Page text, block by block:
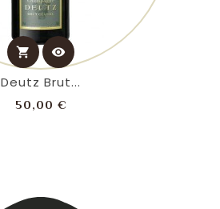
shopping_cart visibility
Deutz Brut...
50,00 €Prezzo